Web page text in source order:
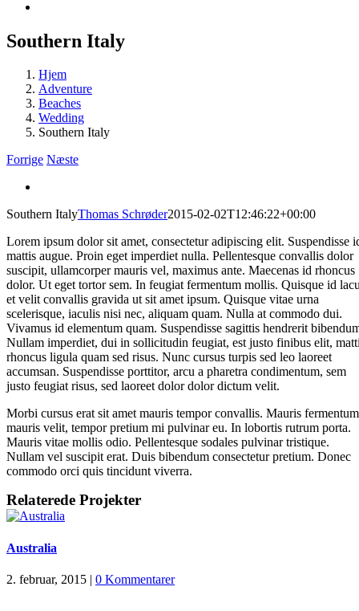
Southern Italy
Hjem
Adventure
Beaches
Wedding
Southern Italy
Forrige Næste
Image
Southern ItalyThomas Schrøder2015-02-02T12:46:22+00:00
Lorem ipsum dolor sit amet, consectetur adipiscing elit. Suspendisse
mattis augue. Proin eget imperdiet nulla. Pellentesque convallis dolor
suscipit, ullamcorper mauris vel, maximus ante. Maecenas id rhoncus
dolor. Ut eget tortor sem. In feugiat fermentum mollis. Quisque id
et velit convallis gravida ut sit amet ipsum. Quisque vitae urna
scelerisque, iaculis nisi nec, aliquam quam. Nulla at commodo dui.
Vivamus id elementum quam. Suspendisse sagittis hendrerit
Nullam imperdiet, dui in sollicitudin feugiat, est justo finibus elit,
rhoncus ligula quam sed risus. Nunc cursus turpis sed leo laoreet
accumsan. Suspendisse porttitor, arcu a pharetra condimentum, sem
justo feugiat risus, sed laoreet dolor dolor dictum velit.
Morbi cursus erat sit amet mauris tempor convallis. Mauris fermentum
mauris velit, tempor pretium mi pulvinar eu. In lobortis rutrum porta.
Mauris vitae mollis odio. Pellentesque sodales pulvinar tristique.
Nullam vel suscipit erat. Duis bibendum consectetur pretium. Donec
commodo orci quis tincidunt viverra.
Relaterede Projekter
Australia
2. februar, 2015 | 0 Kommentarer